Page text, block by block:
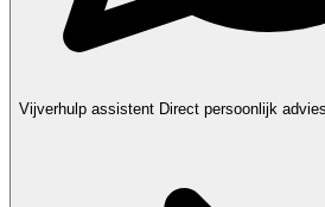
Vijverhulp assistent Direct persoonlijk